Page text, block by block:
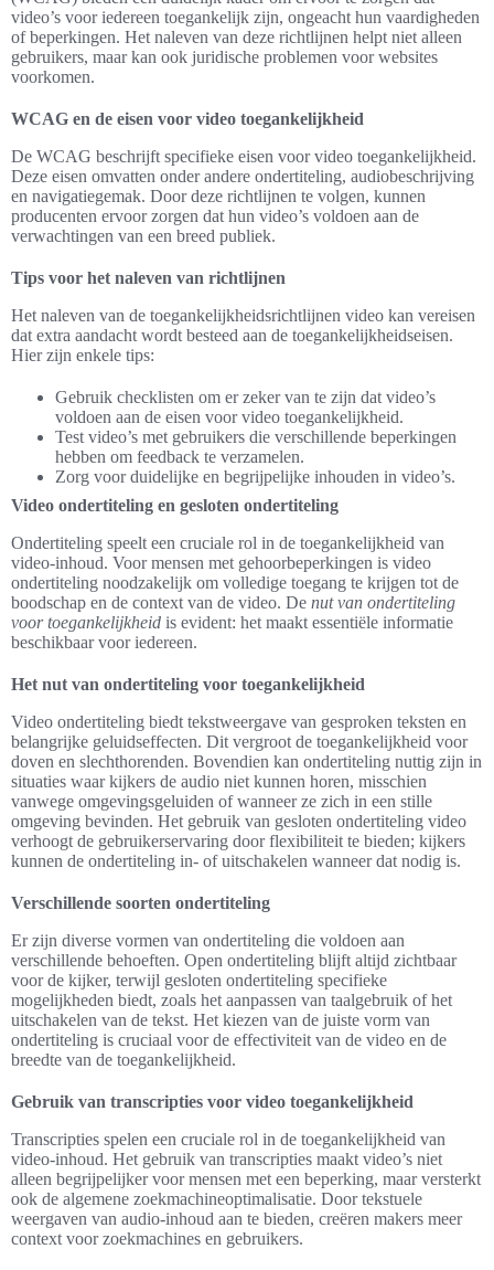
video’s voor iedereen toegankelijk zijn, ongeacht hun vaardigheden
of beperkingen. Het naleven van deze richtlijnen helpt niet alleen
gebruikers, maar kan ook juridische problemen voor websites
voorkomen.
WCAG en de eisen voor video toegankelijkheid
De WCAG beschrijft specifieke eisen voor video toegankelijkheid.
Deze eisen omvatten onder andere ondertiteling, audiobeschrijving
en navigatiegemak. Door deze richtlijnen te volgen, kunnen
producenten ervoor zorgen dat hun video’s voldoen aan de
verwachtingen van een breed publiek.
Tips voor het naleven van richtlijnen
Het naleven van de toegankelijkheidsrichtlijnen video kan vereisen
dat extra aandacht wordt besteed aan de toegankelijkheidseisen.
Hier zijn enkele tips:
Gebruik checklisten om er zeker van te zijn dat video’s
voldoen aan de eisen voor video toegankelijkheid.
Test video’s met gebruikers die verschillende beperkingen
hebben om feedback te verzamelen.
Zorg voor duidelijke en begrijpelijke inhouden in video’s.
Video ondertiteling en gesloten ondertiteling
Ondertiteling speelt een cruciale rol in de toegankelijkheid van
video-inhoud. Voor mensen met gehoorbeperkingen is video
ondertiteling noodzakelijk om volledige toegang te krijgen tot de
boodschap en de context van de video. De nut van ondertiteling
voor toegankelijkheid is evident: het maakt essentiële informatie
beschikbaar voor iedereen.
Het nut van ondertiteling voor toegankelijkheid
Video ondertiteling biedt tekstweergave van gesproken teksten en
belangrijke geluidseffecten. Dit vergroot de toegankelijkheid voor
doven en slechthorenden. Bovendien kan ondertiteling nuttig zijn in
situaties waar kijkers de audio niet kunnen horen, misschien
vanwege omgevingsgeluiden of wanneer ze zich in een stille
omgeving bevinden. Het gebruik van gesloten ondertiteling video
verhoogt de gebruikerservaring door flexibiliteit te bieden; kijkers
kunnen de ondertiteling in- of uitschakelen wanneer dat nodig is.
Verschillende soorten ondertiteling
Er zijn diverse vormen van ondertiteling die voldoen aan
verschillende behoeften. Open ondertiteling blijft altijd zichtbaar
voor de kijker, terwijl gesloten ondertiteling specifieke
mogelijkheden biedt, zoals het aanpassen van taalgebruik of het
uitschakelen van de tekst. Het kiezen van de juiste vorm van
ondertiteling is cruciaal voor de effectiviteit van de video en de
breedte van de toegankelijkheid.
Gebruik van transcripties voor video toegankelijkheid
Transcripties spelen een cruciale rol in de toegankelijkheid van
video-inhoud. Het gebruik van transcripties maakt video’s niet
alleen begrijpelijker voor mensen met een beperking, maar versterkt
ook de algemene zoekmachineoptimalisatie. Door tekstuele
weergaven van audio-inhoud aan te bieden, creëren makers meer
context voor zoekmachines en gebruikers.